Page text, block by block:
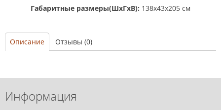
Габаритные размеры(ШхГхВ): 138x43x205 см
Описание Отзывы (0)
Информация